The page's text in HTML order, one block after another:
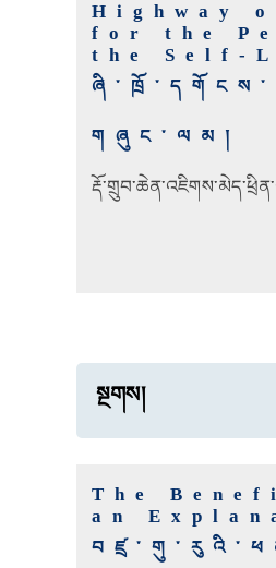
Highway
for the
the Self-
གཞུང་ལམ།
སྔགས།
The
an